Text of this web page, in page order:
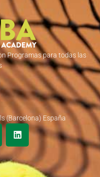
Programas para todas las
(Barcelona) España